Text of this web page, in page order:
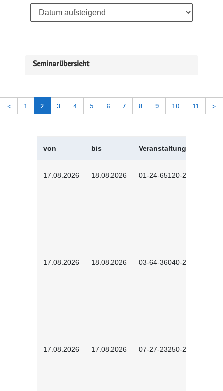
Seminarübersicht
< 1 2 3 4 5 6 7 8 9 10 11 >
von bis Veranstaltungskürzel
17.08.2026 18.08.2026 01-24-65120-2601
17.08.2026 18.08.2026 03-64-36040-2601
17.08.2026 17.08.2026 07-27-23250-2601